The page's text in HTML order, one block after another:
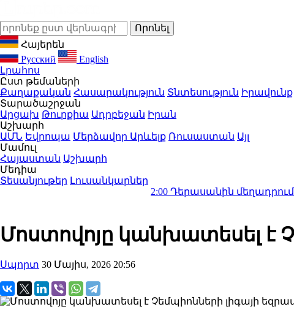
Հայերեն
Русский
English
Լրահոս
Ըստ թեմաների
Քաղաքական Հասարակություն Տնտեսություն Իրավունք
Տարածաշրջան
Արցախ Թուրքիա Ադրբեջան Իրան
Աշխարհ
ԱՄՆ Եվրոպա Մերձավոր Արևելք Ռուսաստան Այլ
Մամուլ
Հայաստան Աշխարհ
Մեդիա
Տեսանյութեր Լուսանկարներ
Դերասանին մեղադրում են
Մոստովոյը կանխատեսել է
Սպորտ 30 Մայիս, 2026 20:56